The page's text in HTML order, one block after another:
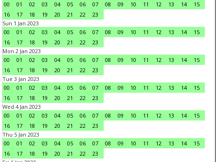
00
01 02 03 04 05 06 07 08 09 10 11 12 13 14
15
16
17 18 19 20 21 22
23
Sun 1 Jan 2023
00
01 02 03 04 05 06 07 08 09 10 11 12 13 14
15
16
17 18 19 20 21 22
23
Mon 2 Jan 2023
00
01 02 03 04 05 06 07 08 09 10 11 12 13 14
15
16
17 18 19 20 21 22
23
Tue 3 Jan 2023
00
01 02 03 04 05 06 07 08 09 10 11 12 13 14
15
16
17 18 19 20 21 22
23
Wed 4 Jan 2023
00
01 02 03 04 05 06 07 08 09 10 11 12 13 14
15
16
17 18 19 20 21 22
23
Thu 5 Jan 2023
00
01 02 03 04 05 06 07 08 09 10 11 12 13 14
15
16
17 18 19 20 21 22
23